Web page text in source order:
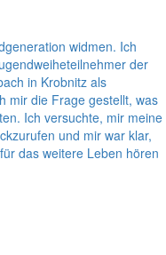
widmen. Ich
der
in Krobnitz als
mir die Frage gestellt, was
Ich versuchte, mir meine
und mir war klar,
das weitere Leben hören